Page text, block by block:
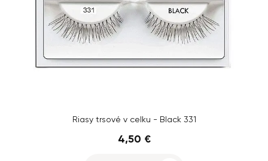
Riasy trsové v celku - Black 331
4,50 €